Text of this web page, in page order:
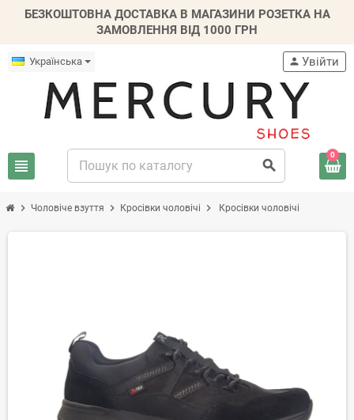
БЕЗКОШТОВНА ДОСТАВКА В МАГАЗИНИ РОЗЕТКА НА
ЗАМОВЛЕННЯ ВІД 1000 ГРН
Українська
view_headline search
person Увійти
0
chevron_right Чоловіче взуття chevron_right Кросівки чоловічі chevron_right Кросівки чоловічі